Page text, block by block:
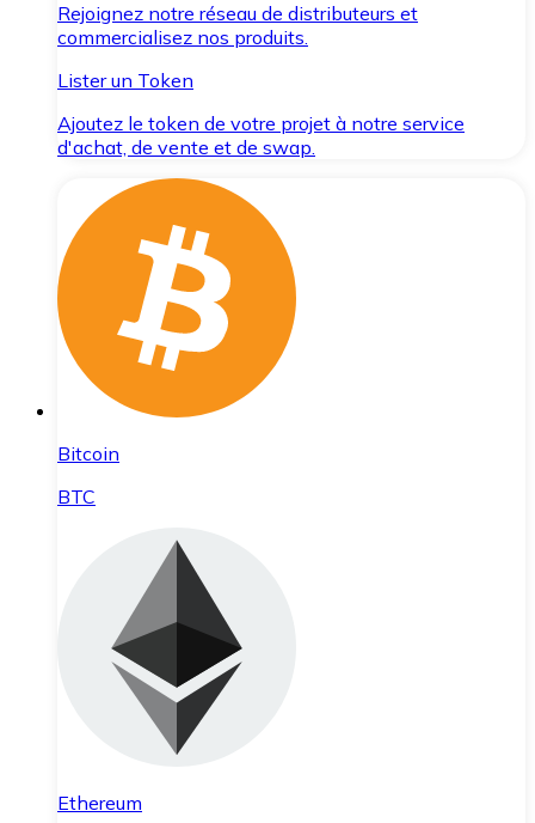
Rejoignez notre réseau de distributeurs et
commercialisez nos produits.
Lister un Token
Ajoutez le token de votre projet à notre service
d'achat, de vente et de swap.
Bitcoin
BTC
Ethereum